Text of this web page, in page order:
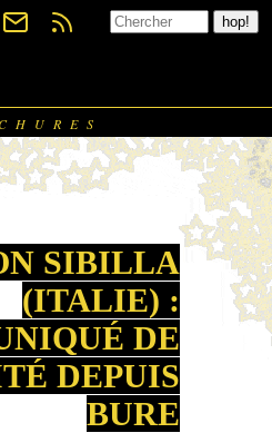
SIBILLA
(ITALIE) :
DE
DEPUIS
BURE